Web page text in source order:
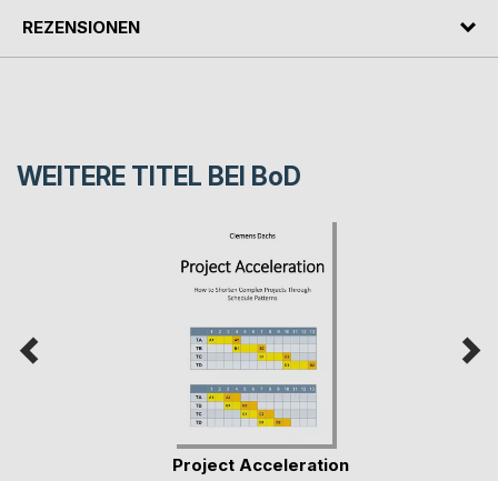
REZENSIONEN
WEITERE TITEL BEI BoD
Project Acceleration